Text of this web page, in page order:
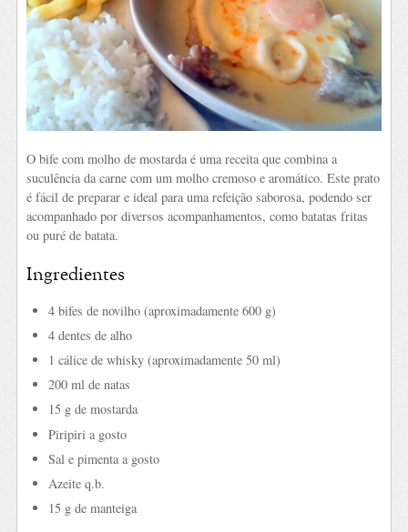
O bife com molho de mostarda é uma receita que combina a
suculência da carne com um molho cremoso e aromático. Este prato
é fácil de preparar e ideal para uma refeição saborosa, podendo ser
acompanhado por diversos acompanhamentos, como batatas fritas
ou puré de batata.
Ingredientes
4 bifes de novilho (aproximadamente 600 g)
4 dentes de alho
1 cálice de whisky (aproximadamente 50 ml)
200 ml de natas
15 g de mostarda
Piripiri a gosto
Sal e pimenta a gosto
Azeite q.b.
15 g de manteiga